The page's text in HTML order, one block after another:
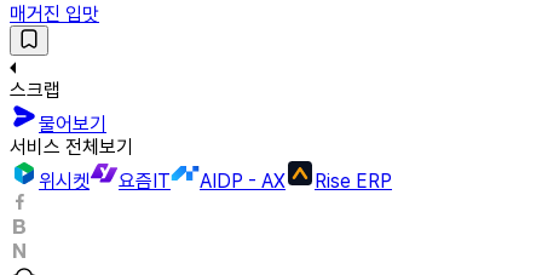
매거진 입맛
스크랩
물어보기
서비스 전체보기
위시켓
요즘IT AIDP - AX Rise ERP